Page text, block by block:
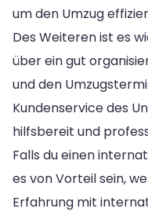
um den Umzug
Des Weiteren ist es
über ein gut
und den
Kundenservice des
hilfsbereit und
Falls du einen
es von Vorteil sein,
Erfahrung mit